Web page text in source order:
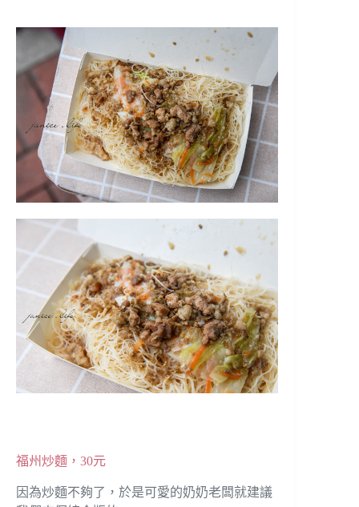
福州炒麵，30元
因為炒麵不夠了，於是可愛的奶奶老闆就建議